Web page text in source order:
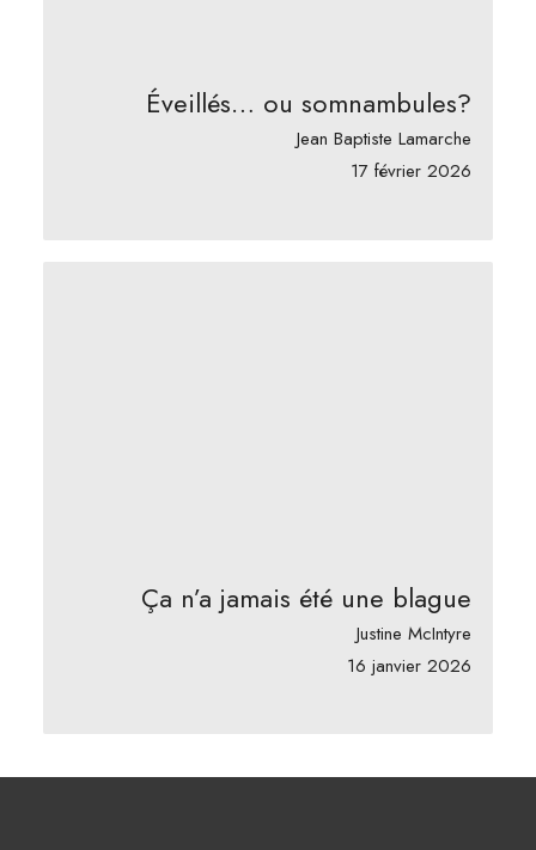
Éveillés… ou somnambules?
Jean Baptiste Lamarche
17 février 2026
Ça n’a jamais été une blague
Justine McIntyre
16 janvier 2026